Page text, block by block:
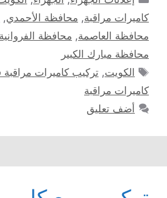
كاميرات مراقبة, محافظة الأحمدي,
محافظة العاصمة, محافظة الفروانية
محافظة مبارك الكبير
الوسوم
الكويت,تركيب كاميرات
كاميرات مراقبة
أضف تعليق